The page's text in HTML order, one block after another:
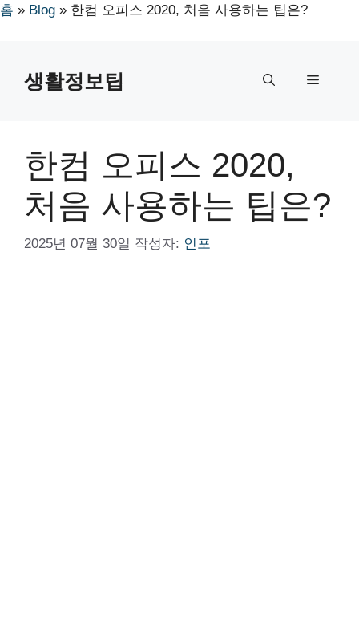
홈 » Blog » 한컴 오피스 2020, 처음 사용하는 팁은?
생활정보팁 메
한컴 오피스 2020,
처음 사용하는 팁은?
2025년 07월 30일 작성자: 인포